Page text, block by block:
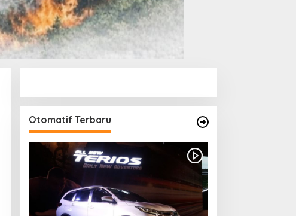
Otomatif Terbaru